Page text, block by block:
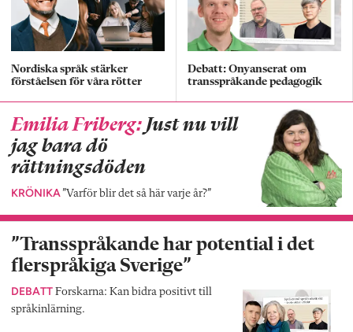
Nordiska språk stärker
förståelsen för våra rötter
Debatt: Onyanserat om
transspråkande pedagogik
Emilia Friberg: Just nu vill
jag bara dö
rättningsdöden
KRÖNIKA”Varför blir det så här varje år?”
”Transspråkande har potential i det
flerspråkiga Sverige”
DEBATT Forskarna: Kan bidra positivt till
språkinlärning.